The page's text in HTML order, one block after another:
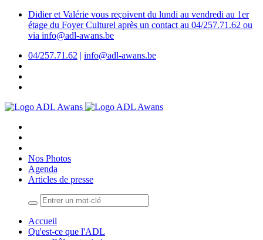
Didier et Valérie vous reçoivent du lundi au vendredi au 1er
étage du Foyer Culturel après un contact au 04/257.71.62 ou
via info@adl-awans.be
04/257.71.62 | info@adl-awans.be
Nos Photos
Agenda
Articles de presse
Accueil
Qu'est-ce que l'ADL